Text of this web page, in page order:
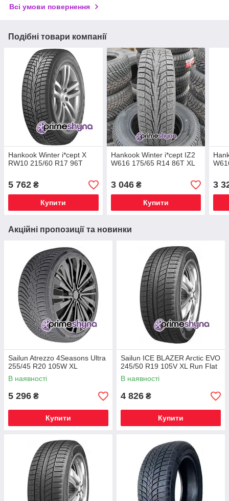
Всі умови повернення
Подібні товари компанії
Hankook Winter i*cept X
RW10 215/60 R17 96T
5 762 ₴
Купити
Hankook Winter i*cept IZ2
W616 175/65 R14 86T XL
3 046₴
Купити
3
Акційні пропозиції та новинки
Sailun Atrezzo 4Seasons Ultra
255/45 R20 105W XL
В наявності
5 296 ₴
Купити
Sailun ICE BLAZER Arctic EVO
245/50 R19 105V XL Run Flat
В наявності
4 826 ₴
Купити